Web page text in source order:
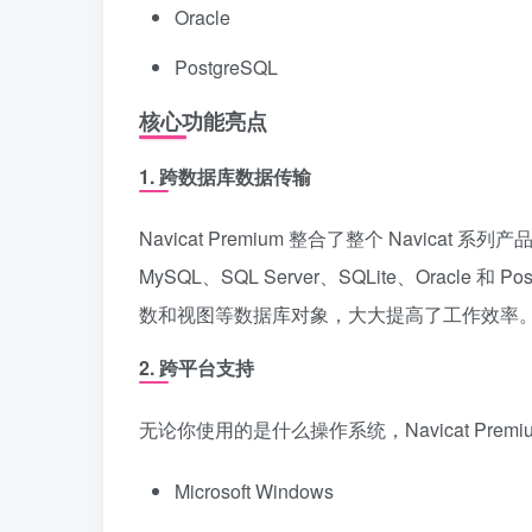
Oracle
PostgreSQL
核心功能亮点
1. 跨数据库数据传输
Navicat Premium 整合了整个 Navicat 系列产
MySQL、SQL Server、SQLite、Oracle 和
数和视图等数据库对象，大大提高了工作效率
2. 跨平台支持
无论你使用的是什么操作系统，Navicat
Microsoft Windows